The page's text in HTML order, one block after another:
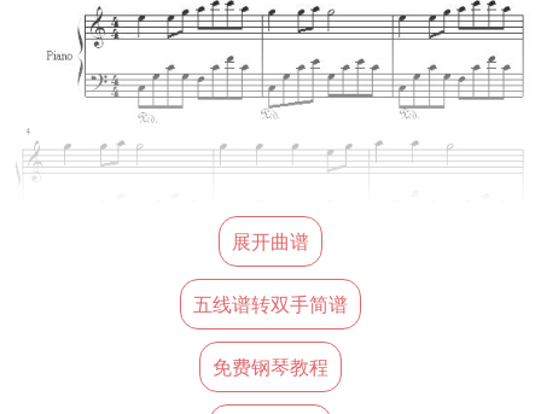
展开曲谱
五线谱转双手简谱
免费钢琴教程